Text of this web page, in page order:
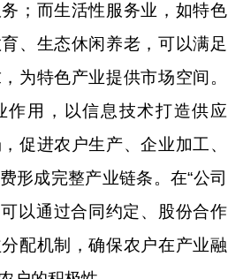
；而生活性服务业，如特色
、生态休闲养老，可以满足
为特色产业提供市场空间。
作用，以信息技术打造供应
促进农户生产、企业加工、
形成完整产业链条。在“公司
以通过合同约定、股份合作
配机制，确保农户在产业融